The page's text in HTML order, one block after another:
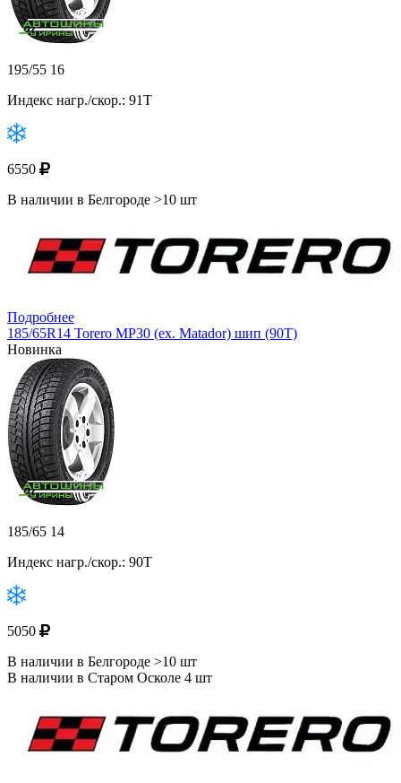
195/55 16
Индекс нагр./скор.: 91T
6550
В наличии в Белгороде >10 шт
Подробнее
185/65R14 Torero MP30 (ex. Matador) шип (90T)
Новинка
185/65 14
Индекс нагр./скор.: 90T
5050
В наличии в Белгороде >10 шт
В наличии в Старом Осколе 4 шт